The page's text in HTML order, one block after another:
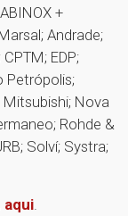
+
Andrade;
EDP;
Petrópolis;
Mitsubishi; Nova
Rohde &
Solví; Systra;
aqui